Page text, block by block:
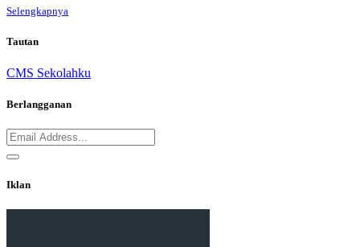
Selengkapnya
Tautan
CMS Sekolahku
Berlangganan
Iklan